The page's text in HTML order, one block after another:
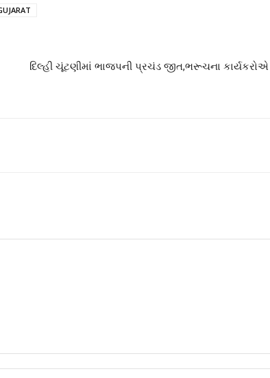
દિલ્હી ચૂંટણીમાં ભાજપની પ્રચંડ જીત,ભરૂચના કાર્યકરોએ